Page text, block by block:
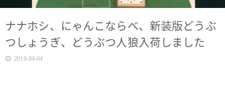
ナナホシ、にゃんこならべ、新装版どうぶ
つしょうぎ、どうぶつ人狼入荷しました
2019-04-04